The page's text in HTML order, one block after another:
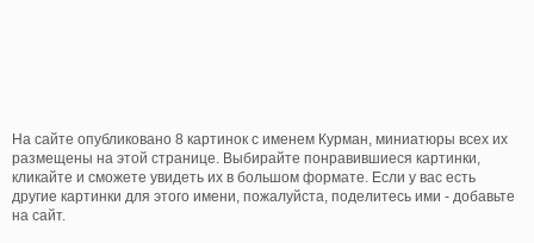
На сайте опубликовано 8 картинок с именем Курман, миниатюры всех их
размещены на этой странице. Выбирайте понравившиеся картинки,
кликайте и сможете увидеть их в большом формате. Если у вас есть
другие картинки для этого имени, пожалуйста, поделитесь ими - добавьте
на сайт.